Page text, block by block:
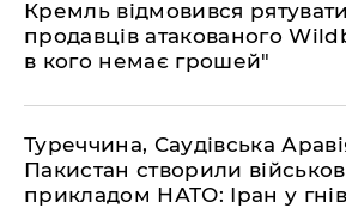
​Кремль відмовився
продавців атакованого
в кого немає грошей"
​Туреччина, Саудівська
Пакистан створили
прикладом НАТО: Іран у